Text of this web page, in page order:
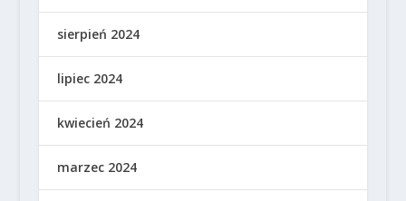
sierpień 2024
lipiec 2024
kwiecień 2024
marzec 2024